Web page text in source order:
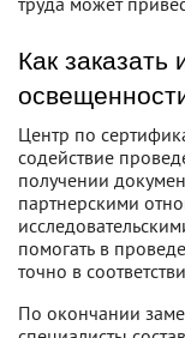
Как заказать
Центр по
содействие
получении
партнерскими
помогать в
точно в
По окончании